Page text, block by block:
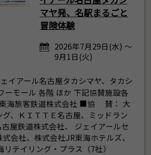
マヤ発、名駅まるごと
冒険体験
2026年7月29日(水) ～
9月1日(火)
アール名古屋タカシマヤ、タカシ
ーモール 各階 ほか 下記協賛施設各
海旅客鉄道株式会社 ■協 賛： 大
、ＫＩＴＴＥ名古屋、ミッドラン
古屋鉄道株式会社、 ジェイアールセ
会社、株式会社JR東海ホテルズ、
テイリング・プラス（7社）